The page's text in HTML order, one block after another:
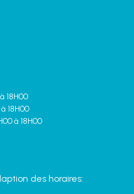
18H00
18H00
à 18H00
des horaires: